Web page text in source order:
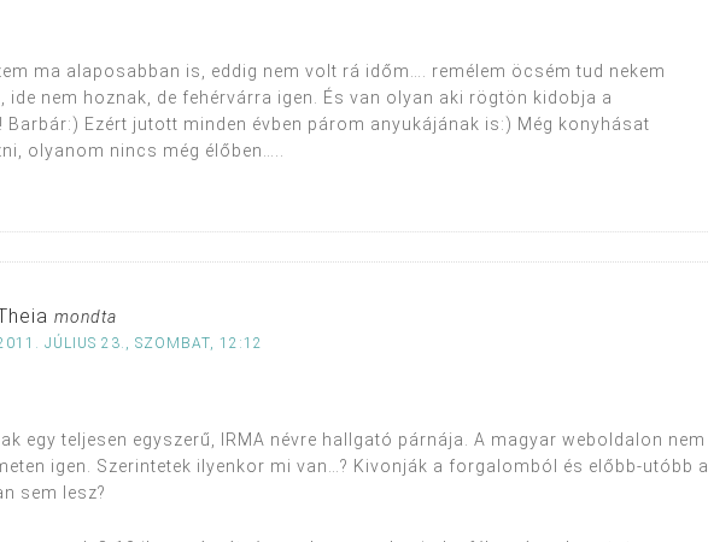
ma alaposabban is, eddig nem volt rá időm…. remélem öcsém tud nekem
ide nem hoznak, de fehérvárra igen. És van olyan aki rögtön kidobja a
Barbár:) Ezért jutott minden évben párom anyukájának is:) Még konyhásat
olyanom nincs még élőben…..
mondta
JÚLIUS 23., SZOMBAT, 12:12
egy teljesen egyszerű, IRMA névre hallgató párnája. A magyar weboldalon nem
igen. Szerintetek ilyenkor mi van…? Kivonják a forgalomból és előbb-utóbb a
sem lesz?